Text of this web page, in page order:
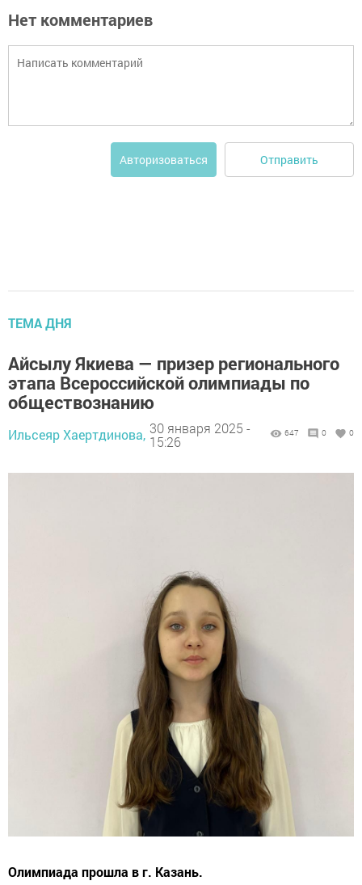
Нет комментариев
Авторизоваться Отправить
ТЕМА ДНЯ
Айсылу Якиева — призер регионального
этапа Всероссийской олимпиады по
обществознанию
Ильсеяр Хаертдинова, 30 января 2025 -
15:26
647 0 0
Олимпиада прошла в г. Казань.